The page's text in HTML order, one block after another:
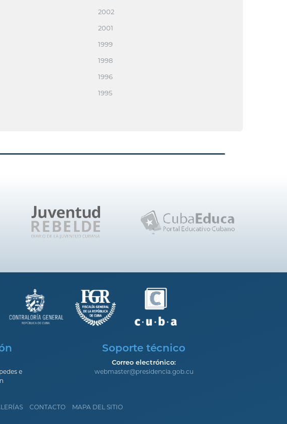
2002
2001
1999
1998
1996
1995
e
Soporte técnico
Correo electrónico:
webmaster@presidencia.gob.cu
CONTACTO MAPA DEL SITIO